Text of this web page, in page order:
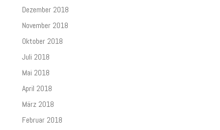
Dezember 2018
November 2018
Oktober 2018
Juli 2018
Mai 2018
April 2018
März 2018
Februar 2018